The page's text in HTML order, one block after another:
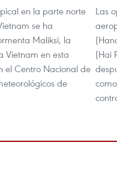
en la parte norte
se ha
Maliksi, la
Vietnam en esta
el Centro Nacional de
de
Las
(Hai